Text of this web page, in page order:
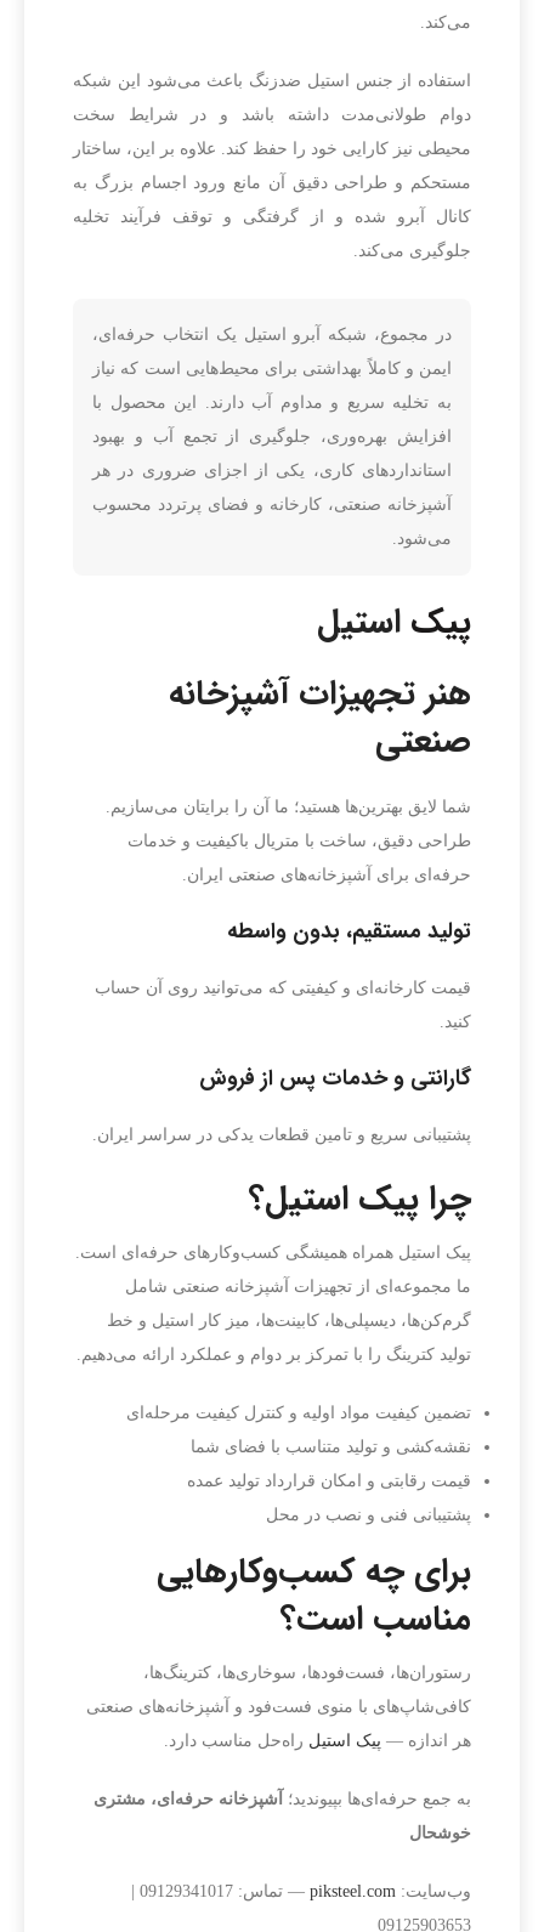
می‌کند.
استفاده از جنس استیل ضدزنگ باعث می‌شود این شبکه
دوام طولانی‌مدت داشته باشد و در شرایط سخت
محیطی نیز کارایی خود را حفظ کند. علاوه بر این، ساختار
مستحکم و طراحی دقیق آن مانع ورود اجسام بزرگ به
کانال آبرو شده و از گرفتگی و توقف فرآیند تخلیه
جلوگیری می‌کند.
در مجموع، شبکه آبرو استیل یک انتخاب حرفه‌ای،
ایمن و کاملاً بهداشتی برای محیط‌هایی است که نیاز
به تخلیه سریع و مداوم آب دارند. این محصول با
افزایش بهره‌وری، جلوگیری از تجمع آب و بهبود
استانداردهای کاری، یکی از اجزای ضروری در هر
آشپزخانه صنعتی، کارخانه و فضای پرتردد محسوب
می‌شود.
پیک استیل
هنر تجهیزات آشپزخانه
صنعتی
شما لایق بهترین‌ها هستید؛ ما آن را برایتان می‌سازیم.
طراحی دقیق، ساخت با متریال باکیفیت و خدمات
حرفه‌ای برای آشپزخانه‌های صنعتی ایران.
تولید مستقیم، بدون واسطه
قیمت کارخانه‌ای و کیفیتی که می‌توانید روی آن حساب
کنید.
گارانتی و خدمات پس از فروش
پشتیبانی سریع و تامین قطعات یدکی در سراسر ایران.
چرا پیک استیل؟
پیک استیل همراه همیشگی کسب‌وکارهای حرفه‌ای است.
ما مجموعه‌ای از تجهیزات آشپزخانه صنعتی شامل
گرم‌کن‌ها، دیسپلی‌ها، کابینت‌ها، میز کار استیل و خط
تولید کترینگ را با تمرکز بر دوام و عملکرد ارائه می‌دهیم.
تضمین کیفیت مواد اولیه و کنترل کیفیت مرحله‌ای
نقشه‌کشی و تولید متناسب با فضای شما
قیمت رقابتی و امکان قرارداد تولید عمده
پشتیبانی فنی و نصب در محل
برای چه کسب‌وکارهایی
مناسب است؟
رستوران‌ها، فست‌فودها، سوخاری‌ها، کترینگ‌ها،
کافی‌شاپ‌های با منوی فست‌فود و آشپزخانه‌های صنعتی
هر اندازه — پیک استیل راه‌حل مناسب دارد.
به جمع حرفه‌ای‌ها بپیوندید؛
آشپزخانه حرفه‌ای، مشتری
خوشحال
وب‌سایت: piksteel.com
— تماس: 09129341017 |
09125903653